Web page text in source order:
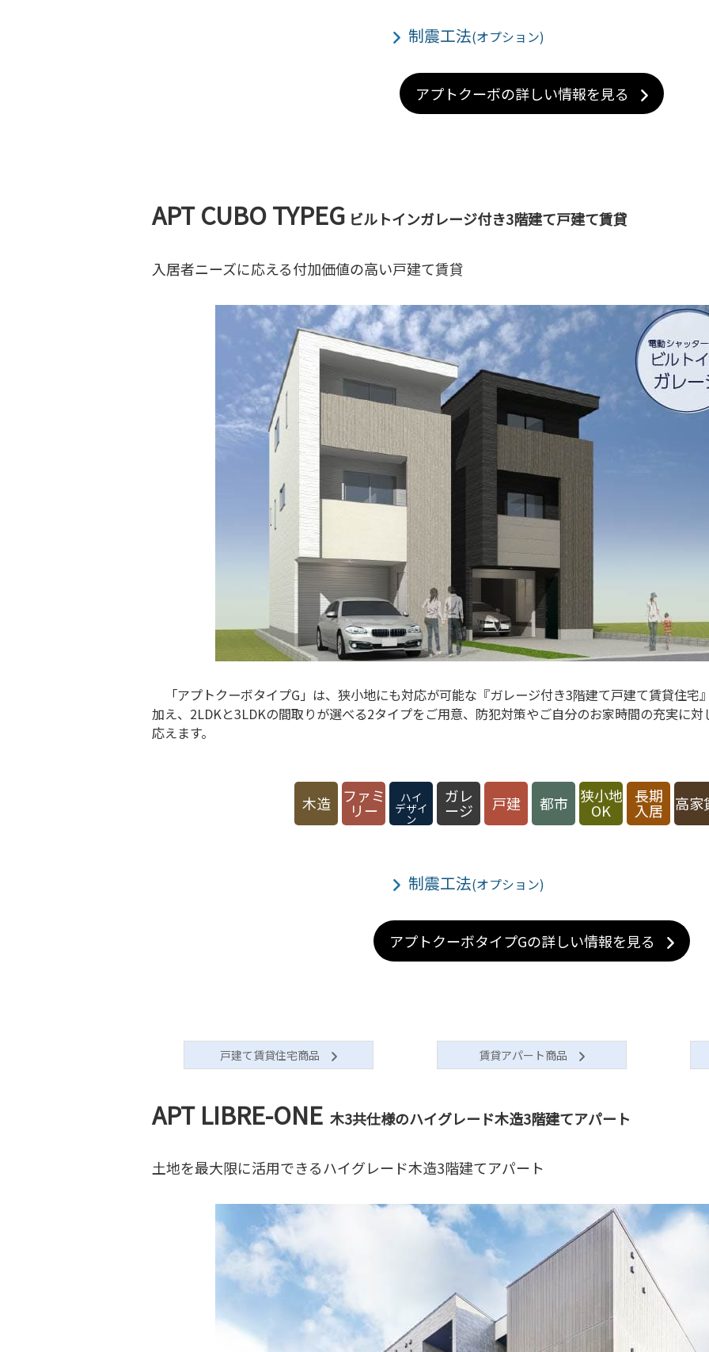
制震工法(オプション)
アプトクーボの詳しい情報を見る
APT CUBO TYPEG ビルトインガレージ付き3階建て戸建て賃貸
入居者ニーズに応える付加価値の高い戸建て賃貸
「アプトクーボタイプG」は、狭小地にも対応が可能な『ガレージ付き3階建て戸建て賃貸住宅
加え、2LDKと3LDKの間取りが選べる2タイプをご用意、防犯対策やご自分のお家時間の充実に
応えます。
木造 ファミ
リー
ハイ
デザイ
ン
ガレ
ージ 戸建 都市 狭小地
OK
長期
入居 高家
制震工法(オプション)
アプトクーボタイプGの詳しい情報を見る
戸建て賃貸住宅商品 賃貸アパート商品
APT LIBRE-ONE 木3共仕様のハイグレード木造3階建てアパート
土地を最大限に活用できるハイグレード木造3階建てアパート